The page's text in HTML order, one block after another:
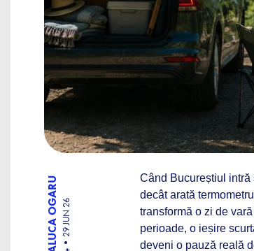
RALUCA OGARU29 JUN 26
Când Bucureștiul
decât arată
transformă o zi de
perioade, o ieșire
deveni o pauză reală